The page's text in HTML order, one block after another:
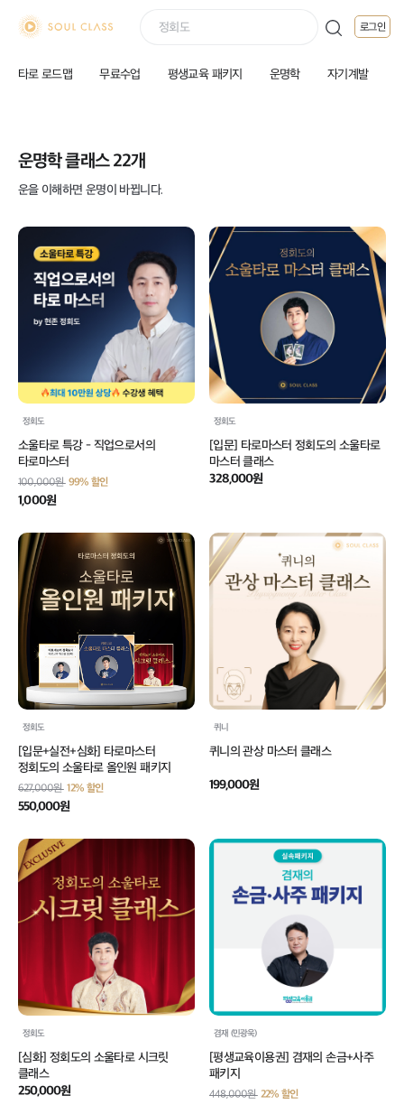
soul class 로그인
타로 로드맵 무료수업 평생교육 패키지 운명학 자기계발
운명학 클래스 22개
운을 이해하면 운명이 바뀝니다.
정회도
소울타로 특강 - 직업으로서의
타로마스터
100,000원 99% 할인
1,000원
정회도
[입문] 타로마스터 정회도의 소울타로
마스터 클래스
328,000원
정회도
[입문+실전+심화] 타로마스터
정회도의 소울타로 올인원 패키지
627,000원 12% 할인
550,000원
퀴니
퀴니의 관상 마스터 클래스
199,000원
정회도
[심화] 정회도의 소울타로 시크릿
클래스
250,000원
겸재 (민광욱)
[평생교육이용권] 겸재의 손금+사주
패키지
448,000원 22% 할인